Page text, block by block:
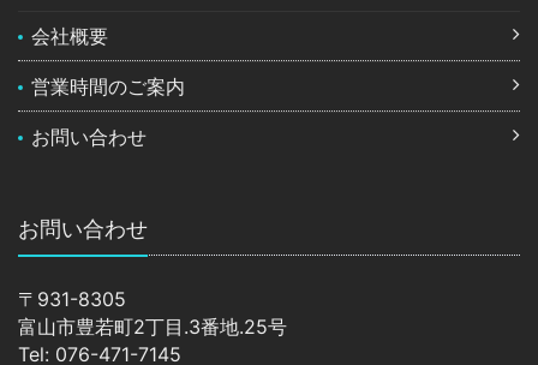
会社概要
営業時間のご案内
お問い合わせ
お問い合わせ
〒931-8305
富山市豊若町2丁目.3番地.25号
Tel: 076-471-7145